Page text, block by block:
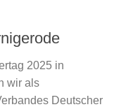
2025 in
wir als
Deutscher